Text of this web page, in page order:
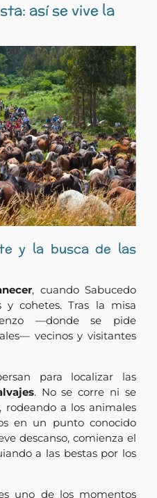
así se vive la
y la busca de las
, cuando Sabucedo
y cohetes. Tras la misa
—donde se pide
vecinos y visitantes
para localizar las
. No se corre ni se
rodeando a los animales
en un punto conocido
descanso, comienza el
a las bestas por los
uno de los momentos